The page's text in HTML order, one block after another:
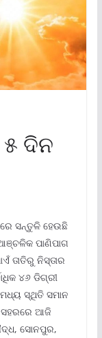
ଦିନ
ସନ୍ତୁଳି ହେଉଛି
ପାଣିପାଗ
ତାତିରୁ ନିସ୍ତାର
୪୬ ଡିଗ୍ରୀ
ମଧ୍ୟ ସ୍ଥିତି ସମାନ
ସହରରେ ଆଜି
ସୋନପୁର,